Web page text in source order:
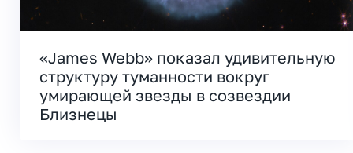
«James Webb» показал удивительную
структуру туманности вокруг
умирающей звезды в созвездии
Близнецы